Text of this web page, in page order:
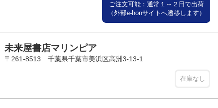
ご注文可能：通常１～２日で出荷
（外部e-honサイトへ遷移します）
未来屋書店マリンピア
〒261-8513 千葉県千葉市美浜区高洲3-13-1
在庫なし